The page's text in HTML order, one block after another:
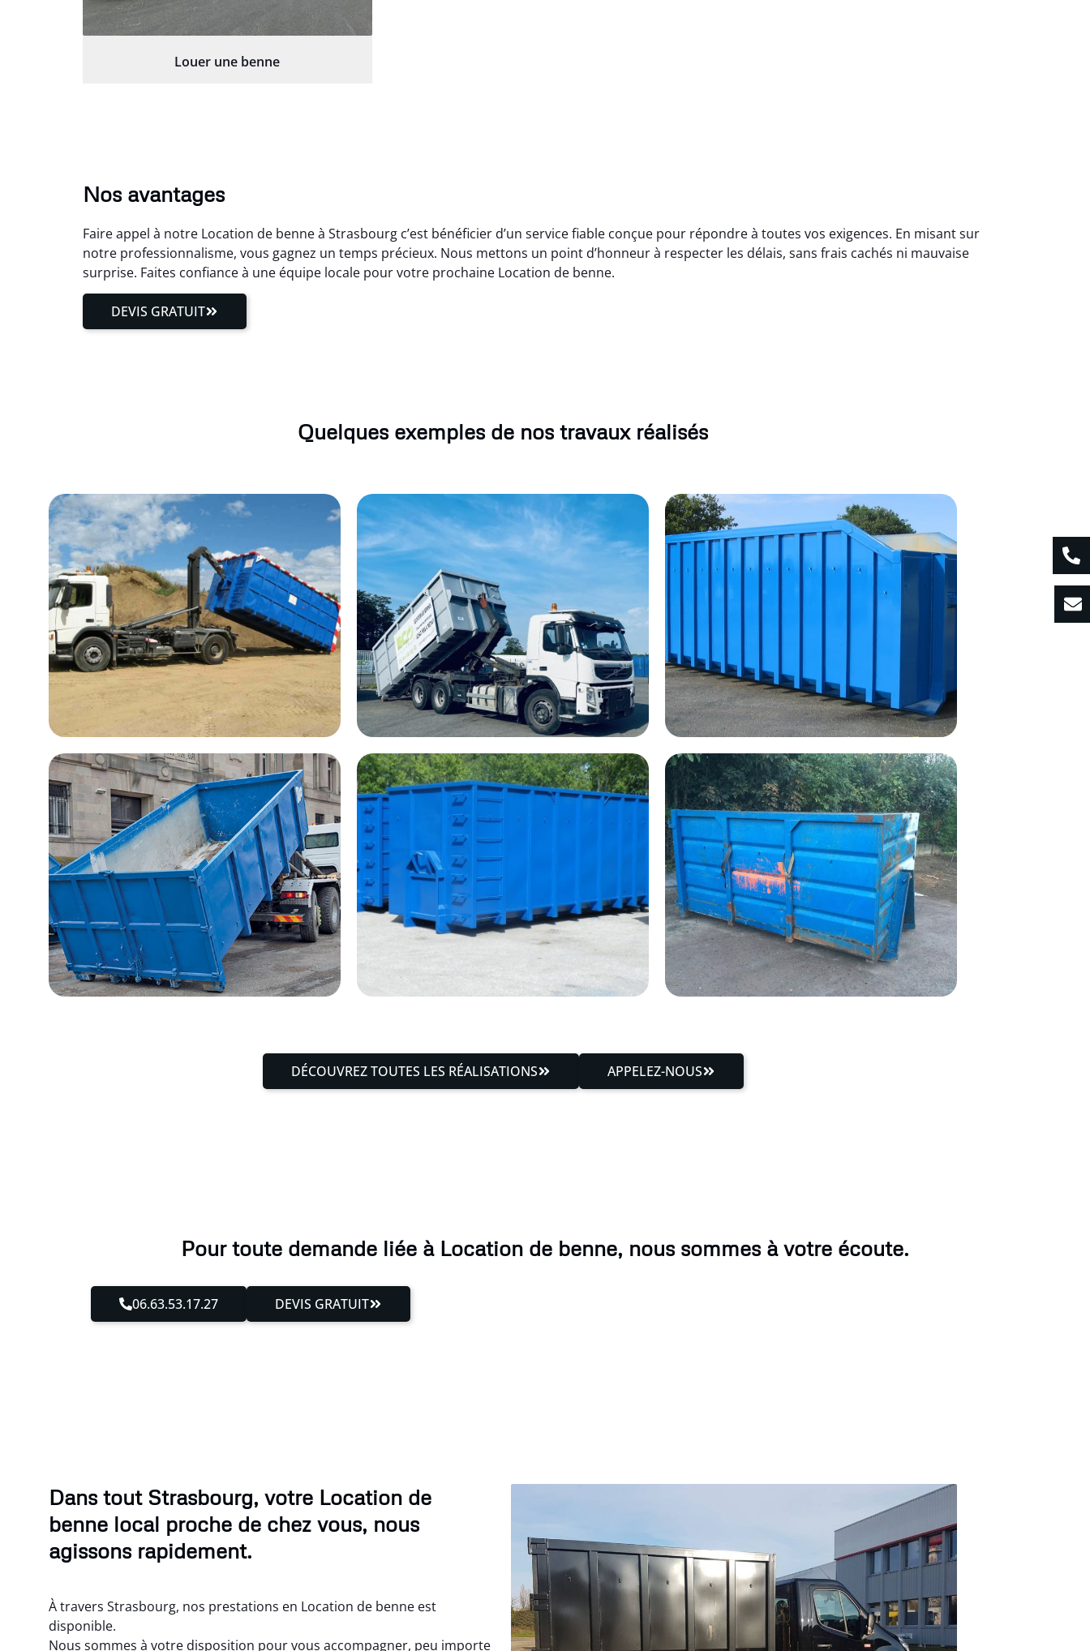
Louer une benne
Nos avantages
Faire appel à notre Location de benne à Strasbourg c’est bénéficier d’un service fiable conçue pour répondre à toutes vos exigences. En misant sur
notre professionnalisme, vous gagnez un temps précieux. Nous mettons un point d’honneur à respecter les délais, sans frais cachés ni mauvaise
surprise. Faites confiance à une équipe locale pour votre prochaine Location de benne.
DEVIS GRATUIT
Quelques exemples de nos travaux réalisés
DÉCOUVREZ TOUTES LES RÉALISATIONS APPELEZ-NOUS
Pour toute demande liée à Location de benne, nous sommes à votre écoute.
06.63.53.17.27 DEVIS GRATUIT
Dans tout Strasbourg, votre Location de
benne local proche de chez vous, nous
agissons rapidement.
À travers Strasbourg, nos prestations en Location de benne est
disponible.
Nous sommes à votre disposition pour vous accompagner, peu importe